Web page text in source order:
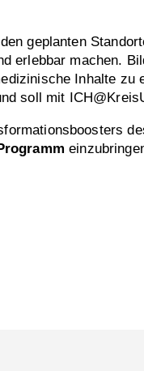
geplanten
erlebbar machen.
Inhalte
soll mit